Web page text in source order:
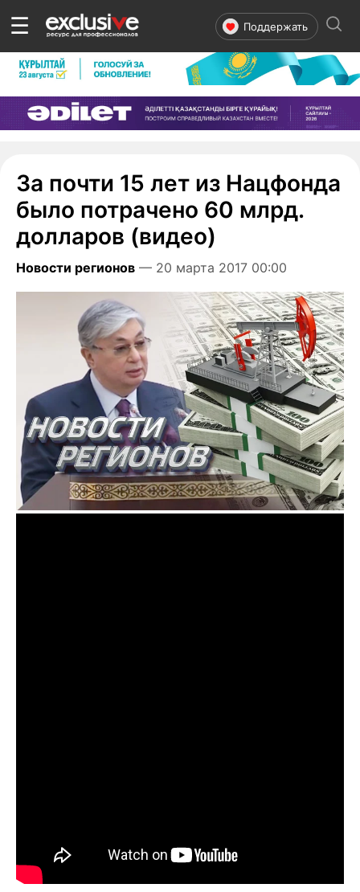
☰ Поддержать
За почти 15 лет из Нацфонда
было потрачено 60 млрд.
долларов (видео)
Новости регионов — 20 марта 2017 00:00